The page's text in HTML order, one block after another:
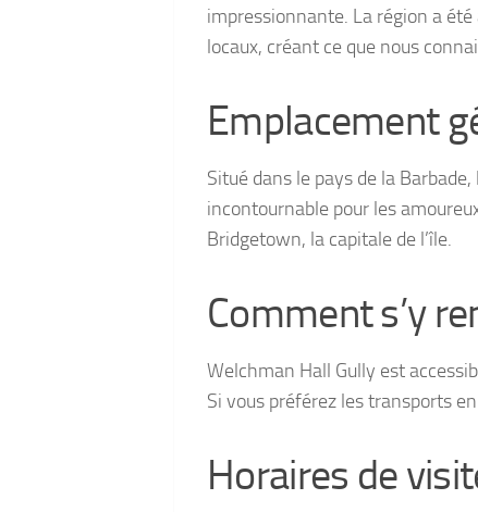
impressionnante. La région a
locaux, créant ce que nous
Emplacement
Situé dans le pays de la
incontournable pour les
Bridgetown, la capitale de l’île.
Comment s’y
Welchman Hall Gully est
Si vous préférez les transports
Horaires de